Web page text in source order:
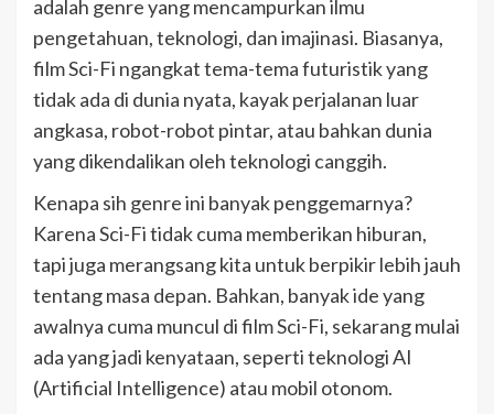
adalah genre yang mencampurkan ilmu
pengetahuan, teknologi, dan imajinasi. Biasanya,
film Sci-Fi ngangkat tema-tema futuristik yang
tidak ada di dunia nyata, kayak perjalanan luar
angkasa, robot-robot pintar, atau bahkan dunia
yang dikendalikan oleh teknologi canggih.
Kenapa sih genre ini banyak penggemarnya?
Karena Sci-Fi tidak cuma memberikan hiburan,
tapi juga merangsang kita untuk berpikir lebih jauh
tentang masa depan. Bahkan, banyak ide yang
awalnya cuma muncul di film Sci-Fi, sekarang mulai
ada yang jadi kenyataan, seperti teknologi AI
(Artificial Intelligence) atau mobil otonom.